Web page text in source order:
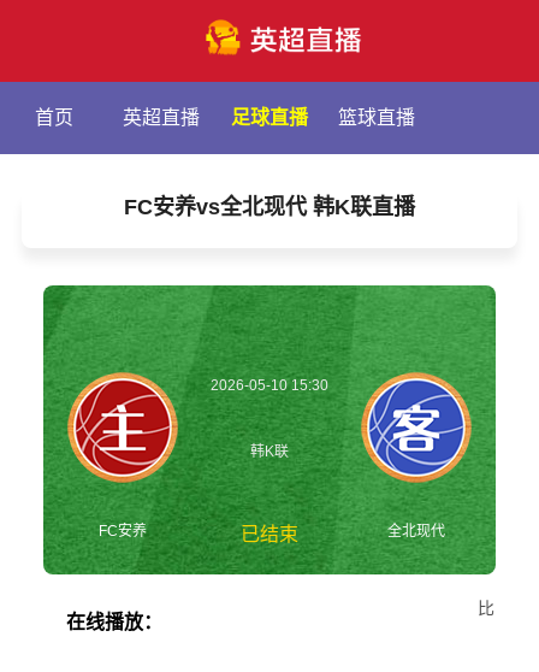
首页 英超直播 足球直播 篮球直播
FC安养vs全北现代 韩K联直播
FC安养
2026-05-10 15:30
韩K联
已结束 全北现代
在线播放：
比